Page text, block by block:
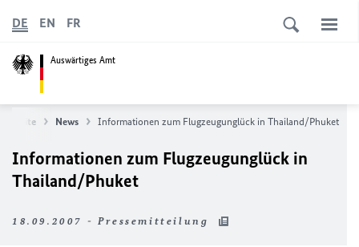
Auswärtiges Amt
DE EN FR
News Informationen zum Flugzeugunglück in Thailand/Phuket
Informationen zum Flugzeugunglück in
Thailand/Phuket
18.09.2007 - Pressemitteilung